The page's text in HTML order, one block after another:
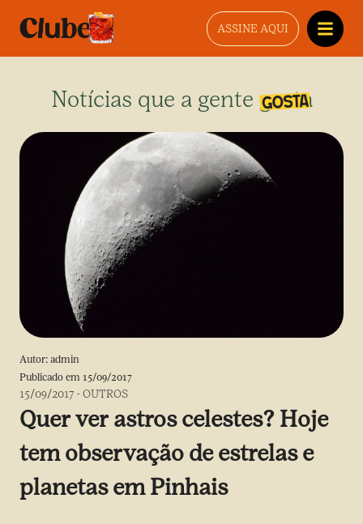
ASSINE AQUI
Notícias que a gente gosta
Autor: admin
Publicado em 15/09/2017
15/09/2017 -OUTROS
Quer ver astros celestes? Hoje
tem observação de estrelas e
planetas em Pinhais